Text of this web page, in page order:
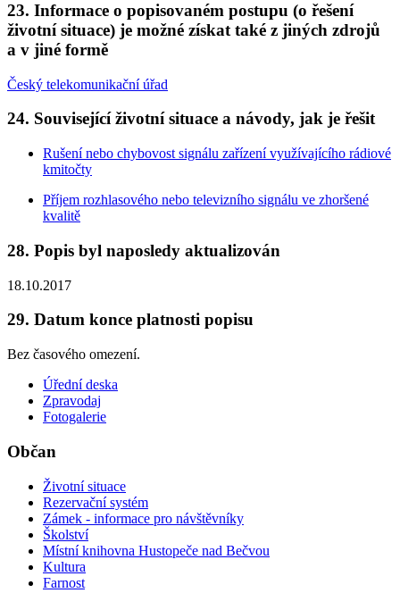
23. Informace o popisovaném postupu (o řešení
životní situace) je možné získat také z jiných zdrojů
a v jiné formě
Český telekomunikační úřad
24. Související životní situace a návody, jak je řešit
Rušení nebo chybovost signálu zařízení využívajícího rádiové
kmitočty
Příjem rozhlasového nebo televizního signálu ve zhoršené
kvalitě
28. Popis byl naposledy aktualizován
18.10.2017
29. Datum konce platnosti popisu
Bez časového omezení.
Úřední deska
Zpravodaj
Fotogalerie
Občan
Životní situace
Rezervační systém
Zámek - informace pro návštěvníky
Školství
Místní knihovna Hustopeče nad Bečvou
Kultura
Farnost